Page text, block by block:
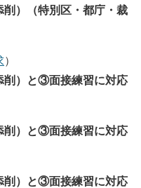
）（特別区・都庁・裁
）
削）と③面接練習に対応
削）と③面接練習に対応
削）と③面接練習に対応